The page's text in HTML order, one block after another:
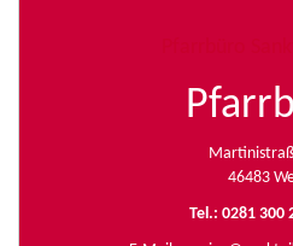
46483
Tel.: 0281 300